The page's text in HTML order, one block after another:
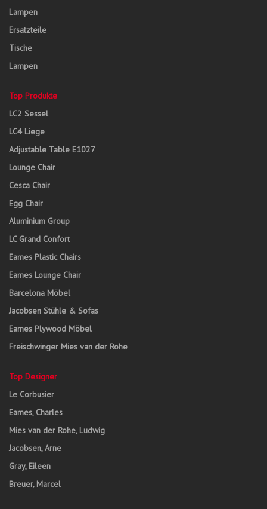
Lampen
Ersatzteile
Tische
Lampen
Top Produkte
LC2 Sessel
LC4 Liege
Adjustable Table E1027
Lounge Chair
Cesca Chair
Egg Chair
Aluminium Group
LC Grand Confort
Eames Plastic Chairs
Eames Lounge Chair
Barcelona Möbel
Jacobsen Stühle & Sofas
Eames Plywood Möbel
Freischwinger Mies van der Rohe
Top Designer
Le Corbusier
Eames, Charles
Mies van der Rohe, Ludwig
Jacobsen, Arne
Gray, Eileen
Breuer, Marcel